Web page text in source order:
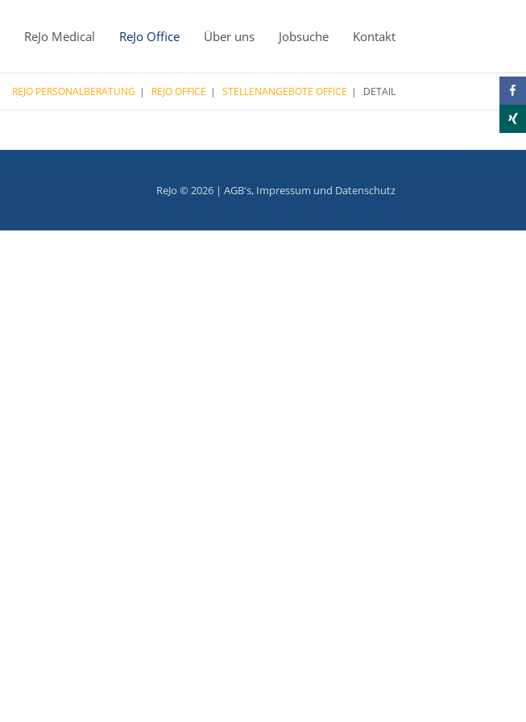
ReJo Medical ReJo Office Über uns Jobsuche Kontakt
REJO PERSONALBERATUNG REJO OFFICE STELLENANGEBOTE OFFICE DETAIL
ReJo © 2026 | AGB's, Impressum und Datenschutz